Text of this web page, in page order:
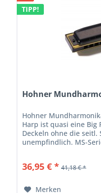
TIPP!
Hohner
Hohner
Harp ist quasi eine Big
Deckeln ohne die seitl.
unempfindlich. MS-
36,95 € * 41,18 € *
Merken